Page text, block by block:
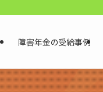
金相談センター
障害年金の受給事例